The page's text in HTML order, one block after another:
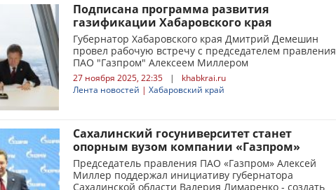
Подписана программа развития
газификации Хабаровского края
Губернатор Хабаровского края Дмитрий Демешин
провел рабочую встречу с председателем правления
ПАО "Газпром" Алексеем Миллером
27 ноября 2025, 22:35 |
khabkrai.ru
Лента новостей | Хабаровский край
Сахалинский госуниверситет станет
опорным вузом компании «Газпром»
Председатель правления ПАО «Газпром» Алексей
Миллер поддержал инициативу губернатора
Сахалинской области Валерия Лимаренко - создать